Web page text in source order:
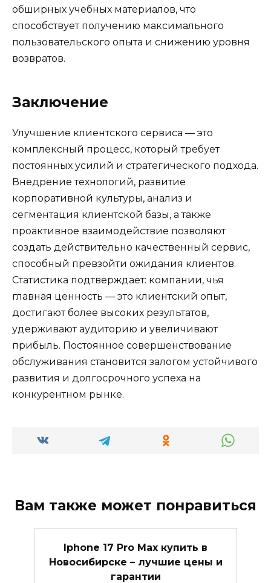
обширных учебных материалов, что
способствует получению максимального
пользовательского опыта и снижению уровня
возвратов.
Заключение
Улучшение клиентского сервиса — это
комплексный процесс, который требует
постоянных усилий и стратегического подхода.
Внедрение технологий, развитие
корпоративной культуры, анализ и
сегментация клиентской базы, а также
проактивное взаимодействие позволяют
создать действительно качественный сервис,
способный превзойти ожидания клиентов.
Статистика подтверждает: компании, чья
главная ценность — это клиентский опыт,
достигают более высоких результатов,
удерживают аудиторию и увеличивают
прибыль. Постоянное совершенствование
обслуживания становится залогом устойчивого
развития и долгосрочного успеха на
конкурентном рынке.
Вам также может понравиться
Iphone 17 Pro Max купить в
Новосибирске – лучшие цены и
гарантии